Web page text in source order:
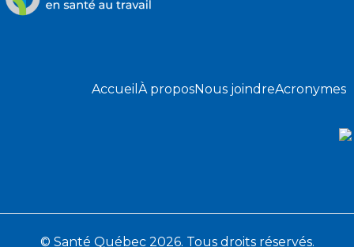
Accueil À proposNous joindreAcronymes
© Santé Québec 2026. Tous droits réservés.